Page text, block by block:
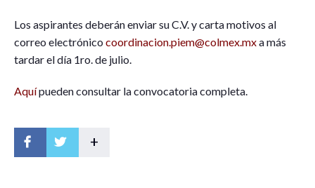
Los aspirantes deberán enviar su C.V. y carta motivos al
correo electrónico coordinacion.piem@colmex.mxa más
tardar el día 1ro. de julio.
Aquípueden consultar la convocatoria completa.
+